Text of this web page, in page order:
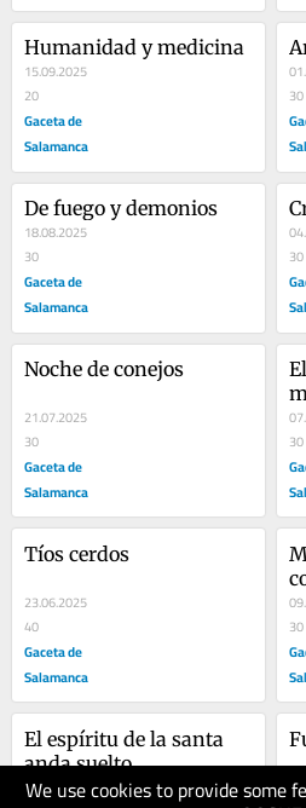
We use cookies to provide some
Humanidad y medicina
15.09.2025
20
Gaceta de
Salamanca
30
De fuego y demonios
18.08.2025
30
Gaceta de
Salamanca
30
Noche de conejos
21.07.2025
30
Gaceta de
Salamanca
30
Tíos cerdos
23.06.2025
40
Gaceta de
Salamanca
30
El espíritu de la santa
anda suelto
26.05.2025